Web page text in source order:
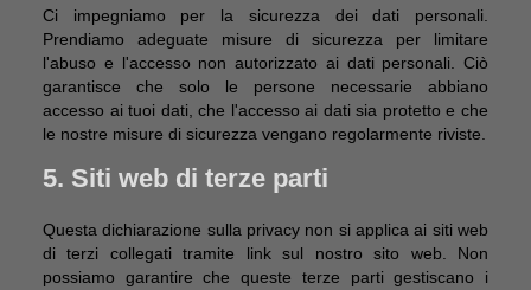
Ci impegniamo per la sicurezza dei dati personali.
Prendiamo adeguate misure di sicurezza per limitare
l'abuso e l'accesso non autorizzato ai dati personali. Ciò
garantisce che solo le persone necessarie abbiano
accesso ai tuoi dati, che l'accesso ai dati sia protetto e che
le nostre misure di sicurezza vengano regolarmente riviste.
5. Siti web di terze parti
Questa dichiarazione sulla privacy non si applica ai siti web
di terzi collegati tramite link sul nostro sito web. Non
possiamo garantire che queste terze parti gestiscano i